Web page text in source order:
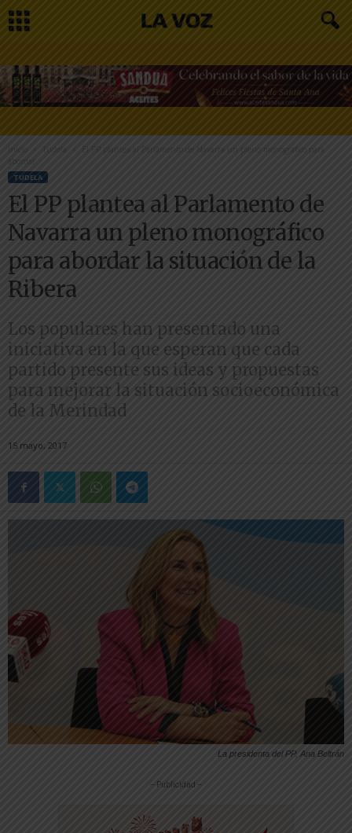
Inicio Tudela
El PP plantea al Parlamento de Navarra un pleno monográfico para
abordar...
TUDELA
El PP plantea al Parlamento de
Navarra un pleno monográfico
para abordar la situación de la
Ribera
Los populares han presentado una
iniciativa en la que esperan que cada
partido presente sus ideas y propuestas
para mejorar la situación socioeconómica
de la Merindad
15 mayo, 2017
La presidenta del PP, Ana Beltrán
-- Publicidad --